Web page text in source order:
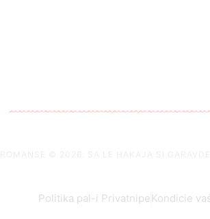
Politika pal-i PrivatnipeKondicie